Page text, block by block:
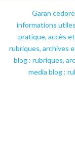
Garan
informations utiles
pratique, accès
rubriques, archives
blog : rubriques,
media blog :